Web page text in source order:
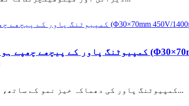
AI کمپیوٹنگ پاور کی دھماکہ خیز نمو کے ساتھ، ڈیٹا سینٹرز بے مثال اپ گریڈ پریشر کا سامنا کر رہے ہیں۔ جیسا کہ "طاقت...